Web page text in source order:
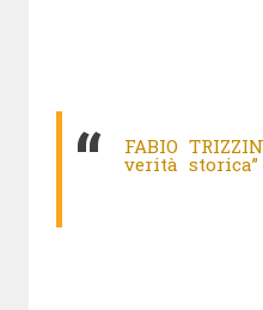
FABIO
verità storica”